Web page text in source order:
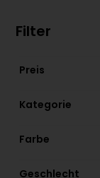
Filter
Preis
Kategorie
Farbe
Geschlecht